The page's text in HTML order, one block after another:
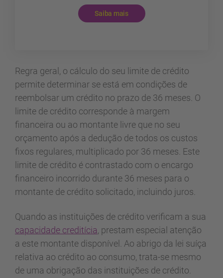
Saiba mais
Regra geral, o cálculo do seu limite de crédito
permite determinar se está em condições de
reembolsar um crédito no prazo de 36 meses. O
limite de crédito corresponde à margem
financeira ou ao montante livre que no seu
orçamento após a dedução de todos os custos
fixos regulares, multiplicado por 36 meses. Este
limite de crédito é contrastado com o encargo
financeiro incorrido durante 36 meses para o
montante de crédito solicitado, incluindo juros.
Quando as instituições de crédito verificam a sua
capacidade creditícia , prestam especial atenção
a este montante disponível. Ao abrigo da lei suíça
relativa ao crédito ao consumo, trata-se mesmo
de uma obrigação das instituições de crédito.